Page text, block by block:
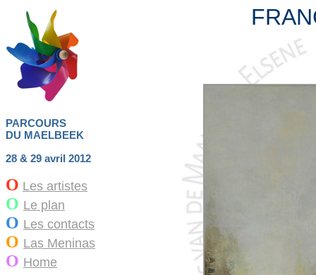
PARCOURS
DU MAELBEEK
28 & 29 avril 2012
O Les artistes
O Le plan
O Les contacts
O Las Meninas
O Home